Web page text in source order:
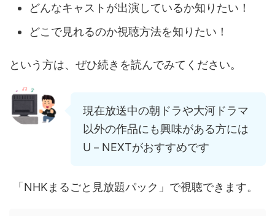
どんなキャストが出演しているか知りたい！
どこで見れるのか視聴方法を知りたい！
という方は、ぜひ続きを読んでみてください。
現在放送中の朝ドラや大河ドラマ
以外の作品にも興味がある方には
U－NEXTがおすすめです
ごと見放題パック」で視聴できます。